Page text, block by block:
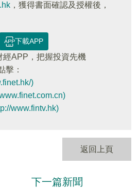
，獲得書面確認及授權後，
下載APP
經APP，把握投資先機
擊：
)
www.fintv.hk)
返回上頁
下一篇新聞